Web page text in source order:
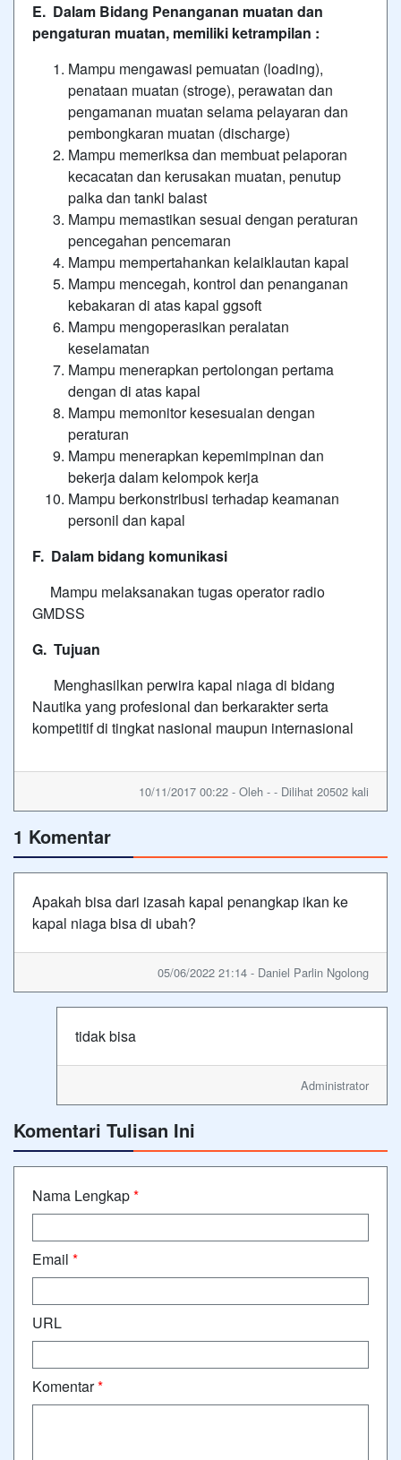
E. Dalam Bidang Penanganan muatan dan
pengaturan muatan, memiliki ketrampilan :
Mampu mengawasi pemuatan (loading),
penataan muatan (stroge), perawatan dan
pengamanan muatan selama pelayaran dan
pembongkaran muatan (discharge)
Mampu memeriksa dan membuat pelaporan
kecacatan dan kerusakan muatan, penutup
palka dan tanki balast
Mampu memastikan sesuai dengan peraturan
pencegahan pencemaran
Mampu mempertahankan kelaiklautan kapal
Mampu mencegah, kontrol dan penanganan
kebakaran di atas kapal ggsoft
Mampu mengoperasikan peralatan
keselamatan
Mampu menerapkan pertolongan pertama
dengan di atas kapal
Mampu memonitor kesesuaian dengan
peraturan
Mampu menerapkan kepemimpinan dan
bekerja dalam kelompok kerja
Mampu berkonstribusi terhadap keamanan
personil dan kapal
F. Dalam bidang komunikasi
Mampu melaksanakan tugas operator radio
GMDSS
G. Tujuan
Menghasilkan perwira kapal niaga di bidang
Nautika yang profesional dan berkarakter serta
kompetitif di tingkat nasional maupun internasional
10/11/2017 00:22 - Oleh - - Dilihat 20502 kali
1 Komentar
Apakah bisa dari izasah kapal penangkap ikan ke
kapal niaga bisa di ubah?
05/06/2022 21:14 - Daniel Parlin Ngolong
tidak bisa
Administrator
Komentari Tulisan Ini
Nama Lengkap*
Email *
URL
Komentar*